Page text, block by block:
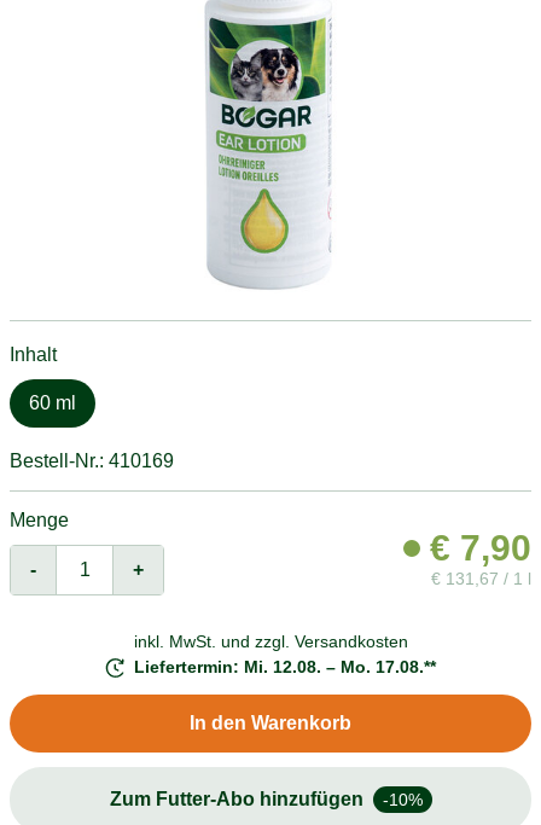
Inhalt
60 ml
Bestell-Nr.: 410169
Menge
- +
€ 7,90
€ 131,67 / 1 l
inkl. MwSt. und zzgl. Versandkosten
Liefertermin: Mi. 12.08. – Mo. 17.08.**
In den Warenkorb
Zum Futter-Abo hinzufügen -10%